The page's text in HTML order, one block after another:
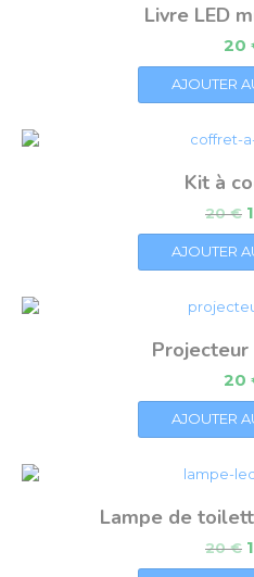
Livre LED
20
AJOUTER
Kit à
20€
AJOUTER
Projecteur
20
AJOUTER
Lampe de
20€